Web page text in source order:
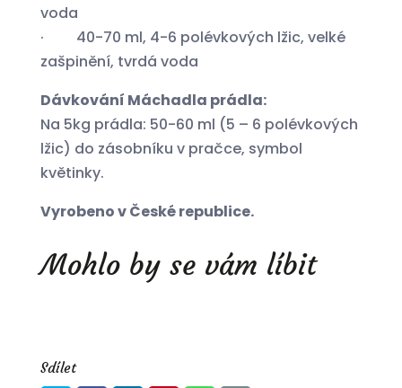
voda
· 40-70 ml, 4-6 polévkových lžic, velké
zašpinění, tvrdá voda
Dávkování Máchadla prádla:
Na 5kg prádla: 50-60 ml (5 – 6 polévkových
lžic) do zásobníku v pračce, symbol
květinky.
Vyrobeno v České republice.
Mohlo by se vám líbit
Sdílet